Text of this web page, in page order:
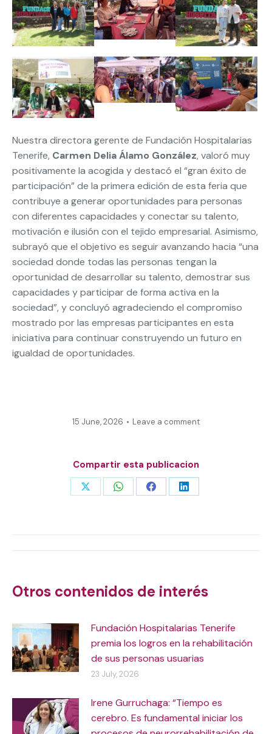
Nuestra directora gerente de Fundación Hospitalarias
Tenerife, Carmen Delia Álamo González, valoró muy
positivamente la acogida y destacó el “gran éxito de
participación” de la primera edición de esta feria que
contribuye a generar oportunidades para personas
con diferentes capacidades y conectar su talento,
motivación e ilusión con el tejido empresarial. Asimismo,
subrayó que el objetivo es seguir avanzando hacia “una
sociedad donde todas las personas tengan la
oportunidad de desarrollar su talento, demostrar sus
capacidades y participar de forma activa en la
sociedad”, y concluyó agradeciendo el compromiso
mostrado por las empresas participantes en esta
iniciativa para continuar construyendo un futuro en
igualdad de oportunidades.
15 June, 2026 Leave a comment
Compartir esta publicacion
Share Share Share Share
Otros contenidos de interés
Fundación Hospitalarias Tenerife
premia los logros en la rehabilitación
de sus personas usuarias
23 July, 2026
Irene Gurruchaga: “Tiempo es
cerebro. Es fundamental iniciar los